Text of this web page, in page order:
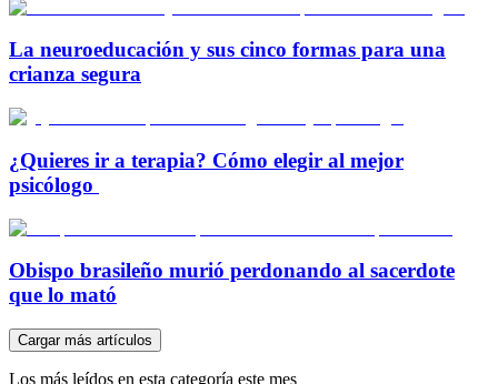
La neuroeducación y sus cinco formas para una
crianza segura
¿Quieres ir a terapia? Cómo elegir al mejor
psicólogo
Obispo brasileño murió perdonando al sacerdote
que lo mató
Cargar más artículos
Los más leídos en esta categoría este mes